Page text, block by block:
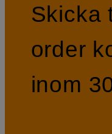
Skicka
order
inom